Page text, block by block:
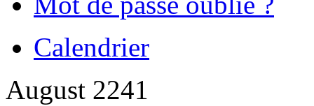
Calendrier
August 2241